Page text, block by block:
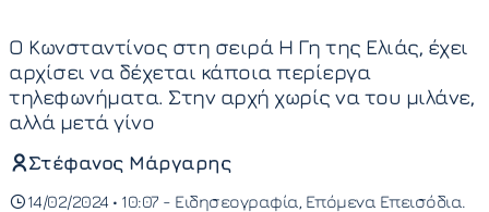
Ο Κωνσταντίνος στη σειρά Η Γη της Ελιάς, έχει
αρχίσει να δέχεται κάποια περίεργα
τηλεφωνήματα. Στην αρχή χωρίς να του μιλάνε,
αλλά μετά γίνο
Στέφανος Μάργαρης
14/02/2024 • 10:07 - Ειδησεογραφία Επόμενα Επεισόδια